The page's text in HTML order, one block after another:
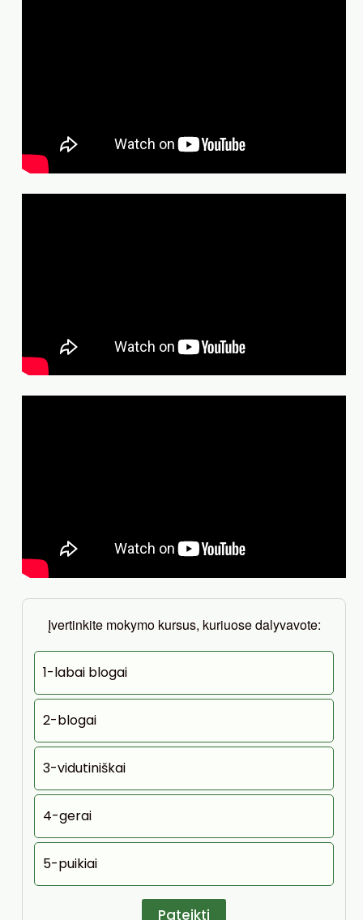
Įvertinkite mokymo kursus, kuriuose dalyvavote:
1-labai blogai
2-blogai
3-vidutiniškai
4-gerai
5-puikiai